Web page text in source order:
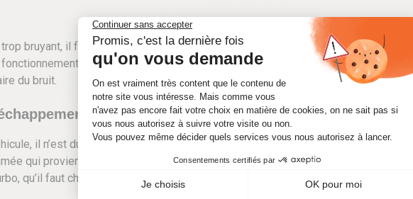
bruyant, il faut savoir que ce dernier commence fortement à s’endommager.
n’est pas bruyant, et ce, quelle que soit la manière dont vous
du bruit.
il n’est du tout pas prévu que ce dernier coule de l’huile, et ce quelle qu’en
qui provient du moteur. Mais, lorsque celui-ci se met à laisser s’échapper de
qu’il faut changer immédiatement.